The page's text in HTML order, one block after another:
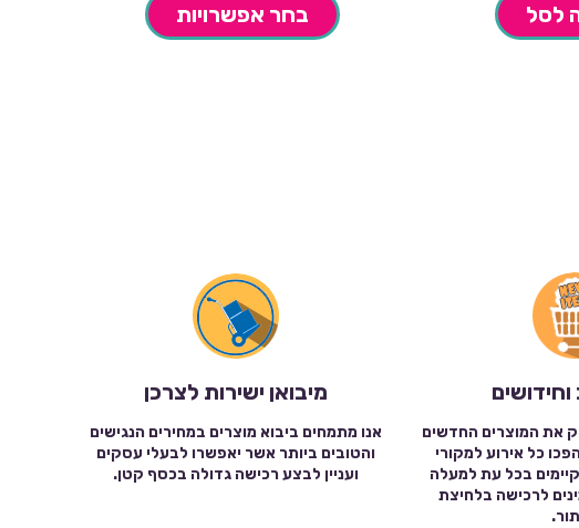
לסל בחר אפשרויות
את המוצרים החדשים
כל אירוע למקורי
בכל עת למעלה
זמינים לרכישה בלחיצת
מיבואן ישירות לצרכן
אנו מתמחים ביבוא מוצרים במחירים הנגישים
והטובים ביותר אשר יאפשרו לבעלי עסקים
ועניין לבצע רכישה גדולה בכסף קטן.